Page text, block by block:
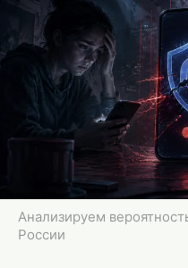
Анализируем
России